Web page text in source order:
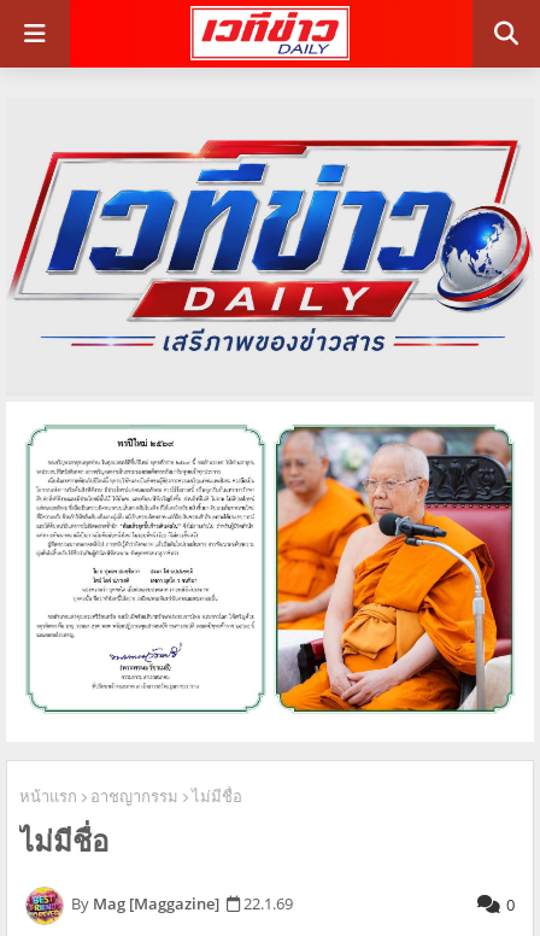
หน้าแรก อาชญากรรม ไม่มีชื่อ
ไม่มีชื่อ
Mag [Maggazine] 22.1.69 0